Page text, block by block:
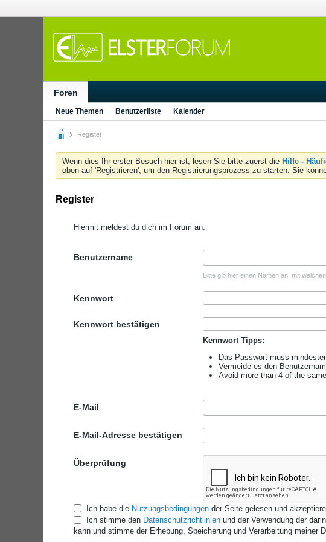
Foren
Neue Themen Benutzerliste Kalender
Register
Wenn dies Ihr erster Besuch hier ist, lesen Sie bitte zuerst die Hilfe -
oben auf 'Registrieren', um den Registrierungsprozess zu starten. Sie
Register
Hiermit meldest du dich im Forum an.
Benutzername
Bitte gib hier einen Namen an, mit
Kennwort
Kennwort bestätigen
Kennwort Tipps:
Das Passwort muss
Vermeide es den
Avoid more than 4 of the
E-Mail
E-Mail-Adresse bestätigen
Überprüfung
Ich habe die Nutzungsbedingungen der Seite gelesen und
Ich stimme den Datenschutzrichtlinien und der Verwendung der
kann und stimme der Erhebung, Speicherung und Verarbeitung meiner